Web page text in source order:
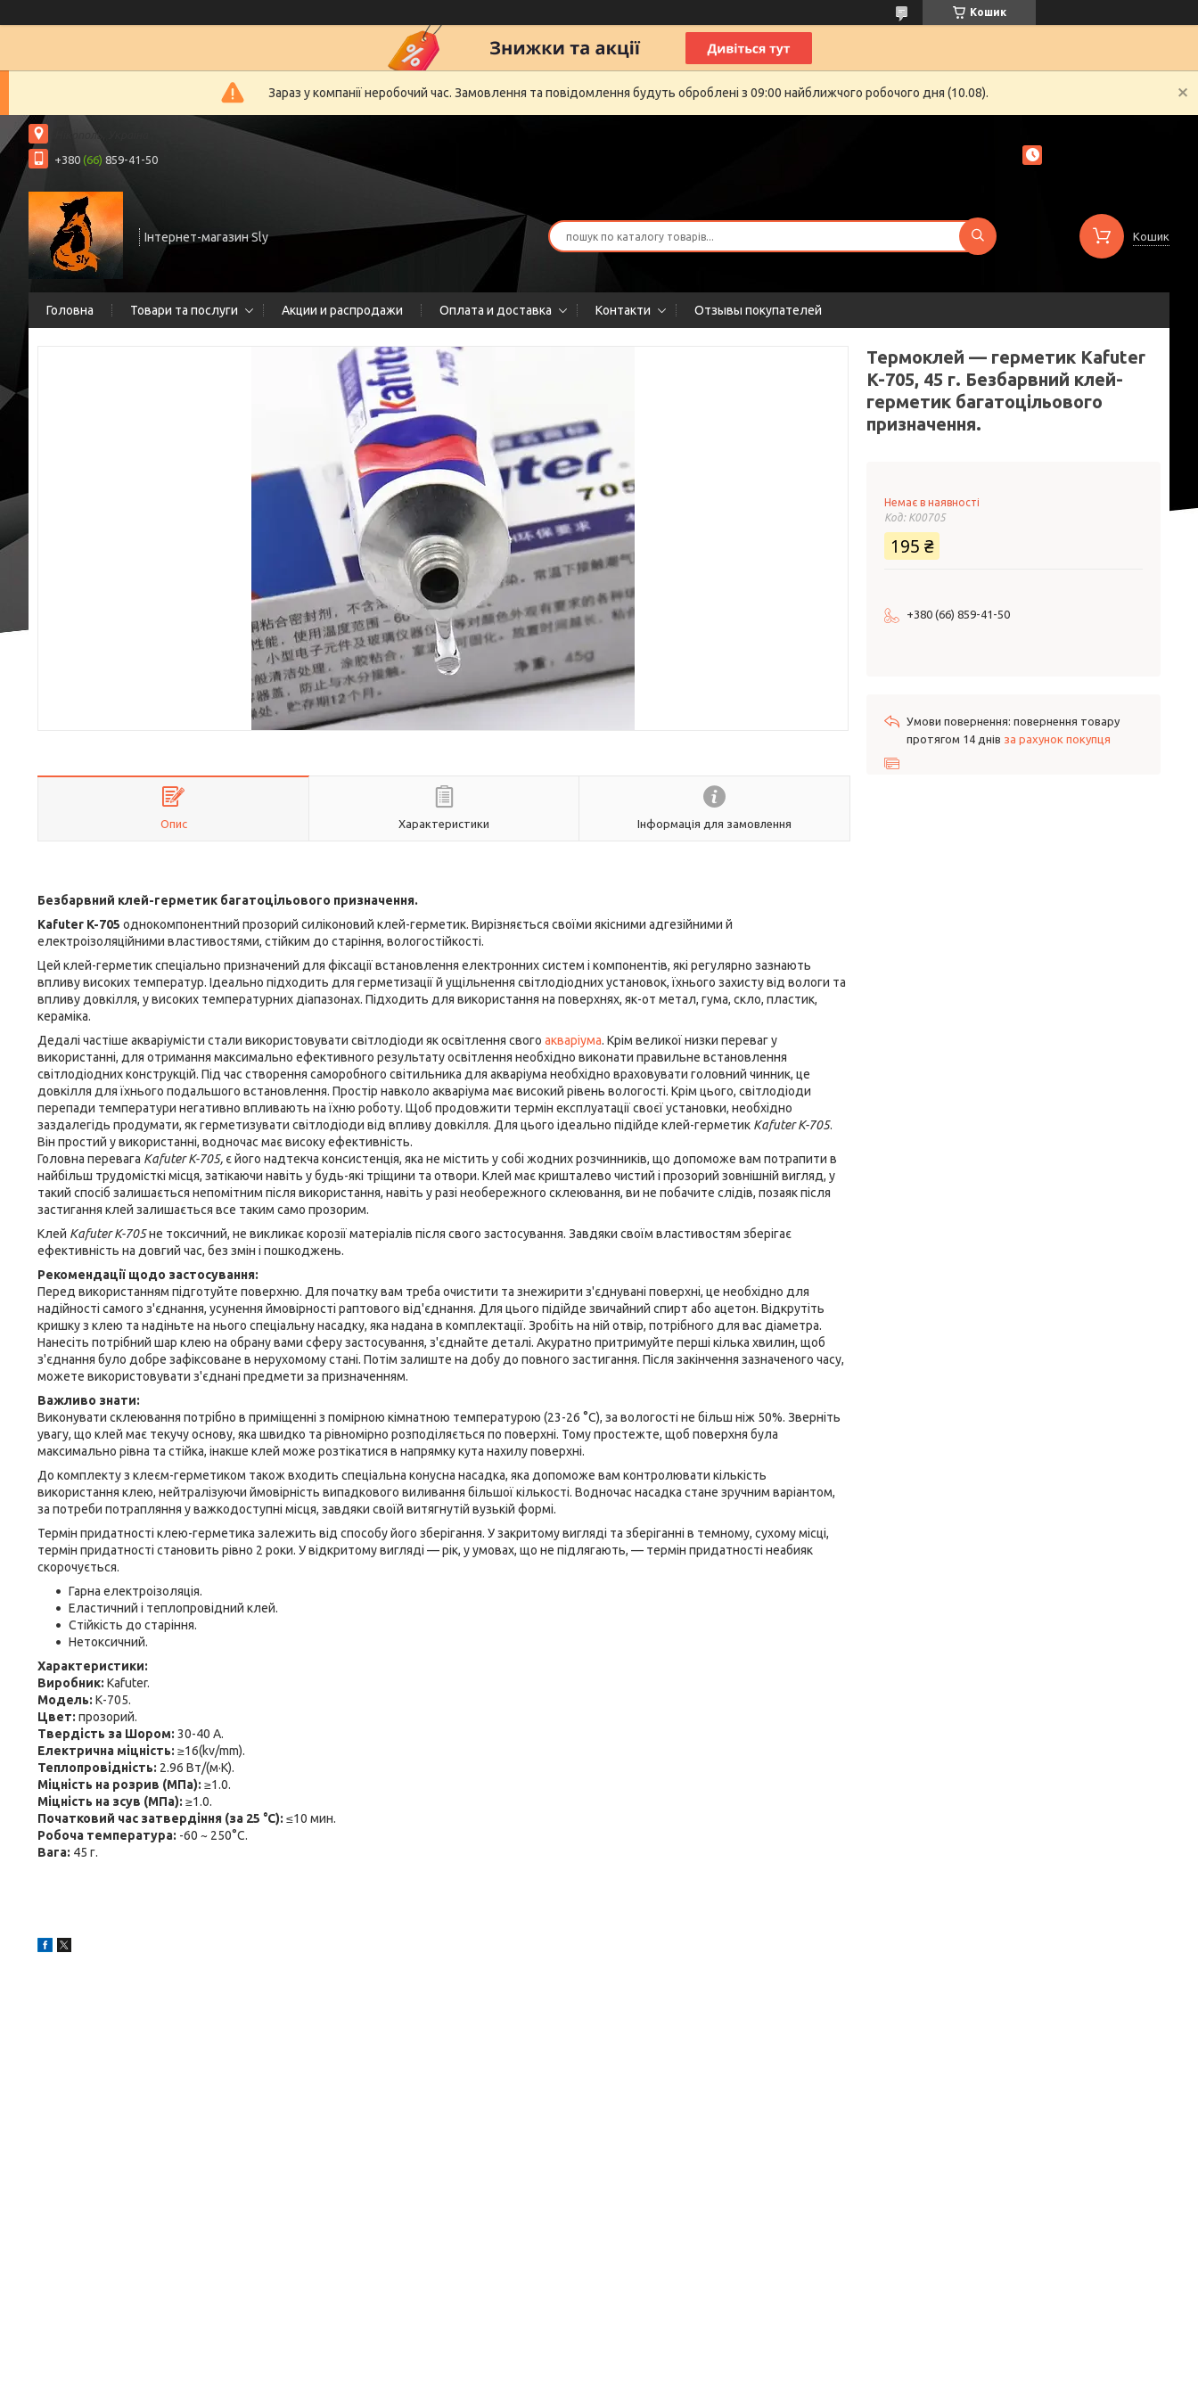
Кошик
Зараз у компанії неробочий час. Замовлення та повідомлення будуть оброблені з 09:00 найближчого робочого дня (10.08).
Нікополь, Україна
+380 (66) 859-41-50
Інтернет-магазин Sly Кошик
Головна Товари та послуги Акции и распродажи Оплата и доставка Контакти Отзывы покупателей
Опис Характеристики Інформація для замовлення
Безбарвний клей-герметик багатоцільового призначення.
Kafuter K-705 однокомпонентний прозорий силіконовий клей-герметик. Вирізняється своїми якісними адгезійними й
електроізоляційними властивостями, стійким до старіння, вологостійкості.
Цей клей-герметик спеціально призначений для фіксації встановлення електронних систем і компонентів, які регулярно зазнають
впливу високих температур. Ідеально підходить для герметизації й ущільнення світлодіодних установок, їхнього захисту від вологи та
впливу довкілля, у високих температурних діапазонах. Підходить для використання на поверхнях, як-от метал, гума, скло, пластик,
кераміка.
Дедалі частіше акваріумісти стали використовувати світлодіоди як освітлення свого акваріума. Крім великої низки переваг у
використанні, для отримання максимально ефективного результату освітлення необхідно виконати правильне встановлення
світлодіодних конструкцій. Під час створення саморобного світильника для акваріума необхідно враховувати головний чинник, це
довкілля для їхнього подальшого встановлення. Простір навколо акваріума має високий рівень вологості. Крім цього, світлодіоди
перепади температури негативно впливають на їхню роботу. Щоб продовжити термін експлуатації своєї установки, необхідно
заздалегідь продумати, як герметизувати світлодіоди від впливу довкілля. Для цього ідеально підійде клей-герметик Kafuter K-705.
Він простий у використанні, водночас має високу ефективність.
Головна перевага Kafuter K-705, є його надтекча консистенція, яка не містить у собі жодних розчинників, що допоможе вам потрапити в
найбільш трудомісткі місця, затікаючи навіть у будь-які тріщини та отвори. Клей має кришталево чистий і прозорий зовнішній вигляд, у
такий спосіб залишається непомітним після використання, навіть у разі необережного склеювання, ви не побачите слідів, позаяк після
застигання клей залишається все таким само прозорим.
Клей Kafuter K-705не токсичний, не викликає корозії матеріалів після свого застосування. Завдяки своїм властивостям зберігає
ефективність на довгий час, без змін і пошкоджень.
Рекомендації щодо застосування:
Перед використанням підготуйте поверхню. Для початку вам треба очистити та знежирити з'єднувані поверхні, це необхідно для
надійності самого з'єднання, усунення ймовірності раптового від'єднання. Для цього підійде звичайний спирт або ацетон. Відкрутіть
кришку з клею та надіньте на нього спеціальну насадку, яка надана в комплектації. Зробіть на ній отвір, потрібного для вас діаметра.
Нанесіть потрібний шар клею на обрану вами сферу застосування, з'єднайте деталі. Акуратно притримуйте перші кілька хвилин, щоб
з'єднання було добре зафіксоване в нерухомому стані. Потім залиште на добу до повного застигання. Після закінчення зазначеного часу,
можете використовувати з'єднані предмети за призначенням.
Важливо знати:
Виконувати склеювання потрібно в приміщенні з помірною кімнатною температурою (23-26 °C), за вологості не більш ніж 50%. Зверніть
увагу, що клей має текучу основу, яка швидко та рівномірно розподіляється по поверхні. Тому простежте, щоб поверхня була
максимально рівна та стійка, інакше клей може розтікатися в напрямку кута нахилу поверхні.
До комплекту з клеєм-герметиком також входить спеціальна конусна насадка, яка допоможе вам контролювати кількість
використання клею, нейтралізуючи ймовірність випадкового виливання більшої кількості. Водночас насадка стане зручним варіантом,
за потреби потрапляння у важкодоступні місця, завдяки своїй витягнутій вузькій формі.
Термін придатності клею-герметика залежить від способу його зберігання. У закритому вигляді та зберіганні в темному, сухому місці,
термін придатності становить рівно 2 роки. У відкритому вигляді — рік, у умовах, що не підлягають, — термін придатності неабияк
скорочується.
Гарна електроізоляція.
Еластичний і теплопровідний клей.
Стійкість до старіння.
Нетоксичний.
Характеристики:
Виробник: Kafuter.
Модель: К-705.
Цвет: прозорий.
Твердість за Шором: 30-40 А.
Електрична міцність: ≥16(kv/mm).
Теплопровідність: 2.96 Вт/(м·K).
Міцність на розрив (МПа): ≥1.0.
Міцність на зсув (МПа): ≥1.0.
Початковий час затвердіння (за 25 °C): ≤10 мин.
Робоча температура: -60 ~ 250°С.
Вага: 45 г.
Термоклей — герметик Kafuter
K-705, 45 г. Безбарвний клей-
герметик багатоцільового
призначення.
Немає в наявності
Код: K00705
195 ₴
+380 (66) 859-41-50
повернення товару
протягом 14 днів за рахунок покупця